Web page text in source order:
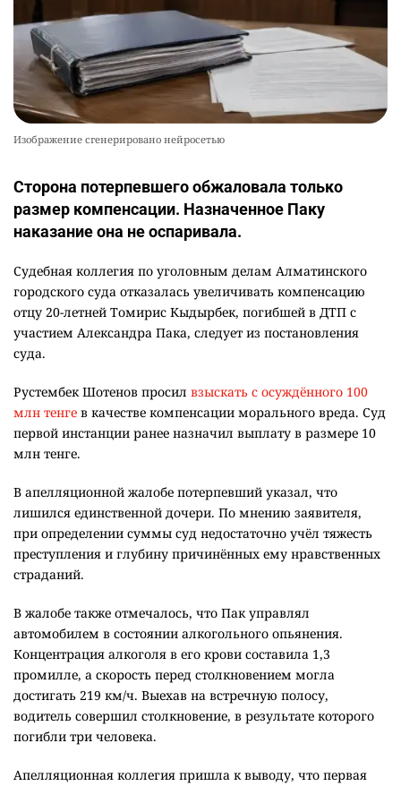
Изображение сгенерировано нейросетью
Сторона потерпевшего обжаловала только
размер компенсации. Назначенное Паку
наказание она не оспаривала.
Судебная коллегия по уголовным делам Алматинского
городского суда отказалась увеличивать компенсацию
отцу 20-летней Томирис Кыдырбек, погибшей в ДТП с
участием Александра Пака, следует из постановления
суда.
Рустембек Шотенов просил взыскать с осуждённого 100
млн тенге в качестве компенсации морального вреда. Суд
первой инстанции ранее назначил выплату в размере 10
млн тенге.
В апелляционной жалобе потерпевший указал, что
лишился единственной дочери. По мнению заявителя,
при определении суммы суд недостаточно учёл тяжесть
преступления и глубину причинённых ему нравственных
страданий.
В жалобе также отмечалось, что Пак управлял
автомобилем в состоянии алкогольного опьянения.
Концентрация алкоголя в его крови составила 1,3
промилле, а скорость перед столкновением могла
достигать 219 км/ч. Выехав на встречную полосу,
водитель совершил столкновение, в результате которого
погибли три человека.
Апелляционная коллегия пришла к выводу, что первая